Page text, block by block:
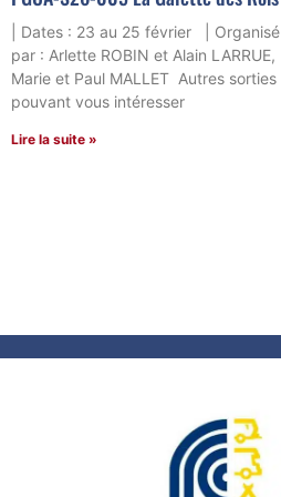
| Dates : 23 au 25 février | Organisé
par : Arlette ROBIN et Alain LARRUE,
Marie et Paul MALLET Autres sorties
pouvant vous intéresser
Lire la suite »